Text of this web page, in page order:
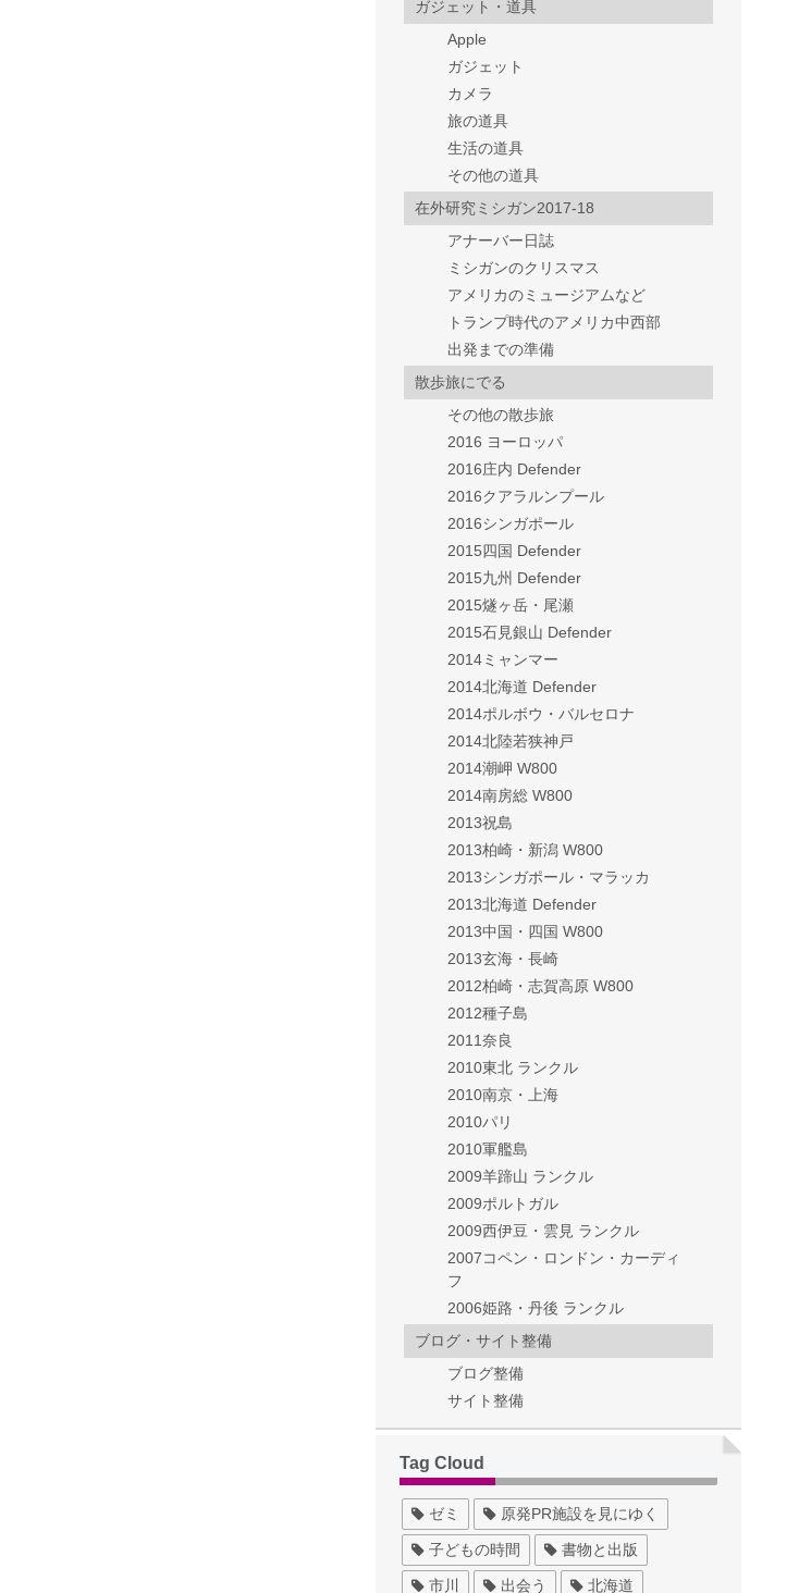
ガジェット・道具
Apple
ガジェット
カメラ
旅の道具
生活の道具
その他の道具
在外研究ミシガン2017-18
アナーバー日誌
ミシガンのクリスマス
アメリカのミュージアムなど
トランプ時代のアメリカ中西部
出発までの準備
散歩旅にでる
その他の散歩旅
2016 ヨーロッパ
2016庄内 Defender
2016クアラルンプール
2016シンガポール
2015四国 Defender
2015九州 Defender
2015燧ヶ岳・尾瀬
2015石見銀山 Defender
2014ミャンマー
2014北海道 Defender
2014ポルボウ・バルセロナ
2014北陸若狭神戸
2014潮岬 W800
2014南房総 W800
2013祝島
2013柏崎・新潟 W800
2013シンガポール・マラッカ
2013北海道 Defender
2013中国・四国 W800
2013玄海・長崎
2012柏崎・志賀高原 W800
2012種子島
2011奈良
2010東北 ランクル
2010南京・上海
2010パリ
2010軍艦島
2009羊蹄山 ランクル
2009ポルトガル
2009西伊豆・雲見 ランクル
2007コペン・ロンドン・カーディ
フ
2006姫路・丹後 ランクル
ブログ・サイト整備
ブログ整備
サイト整備
Tag Cloud
ゼミ 原発PR施設を見にゆく
子どもの時間 書物と出版
市川 出会う 北海道